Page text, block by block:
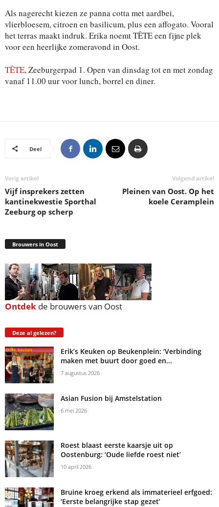
Als nagerecht kiezen ze panna cotta met aardbei,
vlierbloesem, citroen en basilicum, plus een affogato. Vooral
het terras maakt indruk. Erika noemt TÊTE een fijne plek
voor een heerlijke zomeravond in Oost.
TÊTE, Zeeburgerpad 1. Open van dinsdag tot en met zondag
vanaf 11.00 uur voor lunch, borrel en diner.
Deel
Vorig artikel
Vijf insprekers zetten
kantinekwestie Sporthal
Zeeburg op scherp
Volgend artikel
Pleinen van Oost. Op het
koele Ceramplein
Brouwers in Oost
Ontdek de brouwers van Oost
Deze al gelezen?
Erik’s Keuken op Beukenplein: ‘Verbinding
maken met buurt door goed en...
7 augustus 2026
Asian Fusion bij Amstelstation
6 mei 2026
Roest blaast eerste kaarsje uit op
Oostenburg: ‘Oude liefde roest niet’
10 april 2026
Bruine kroeg erkend als immaterieel erfgoed:
‘Eerste belangrijke stap gezet’